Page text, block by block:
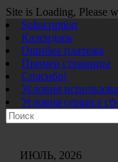
Site is Loading, Please
Перейти
к
содержимому
Subscription
Календарь
Ошибка платежа
Пример страницы
Спасибо!
Условия
Условия сервиса
ИЮЛЬ, 2026